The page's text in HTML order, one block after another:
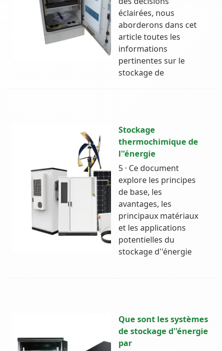
éclairées, nous
aborderons dans cet
article toutes les
informations
pertinentes sur le
stockage de
Stockage
thermochimique de
l''énergie
5 · Ce document
explore les principes
de base, les
avantages, les
principaux matériaux
et les applications
potentielles du
stockage d''énergie
Que sont les systèmes
de stockage d''énergie
par